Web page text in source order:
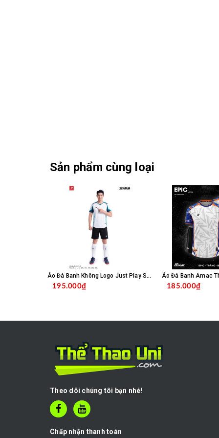
Sản phẩm cùng loại
Áo Đá Banh Không Logo Just Play SC04 - Trắng
195.000₫ 185.000₫
Theo dõi chúng tôi bạn nhé!
Chấp nhận thanh toán